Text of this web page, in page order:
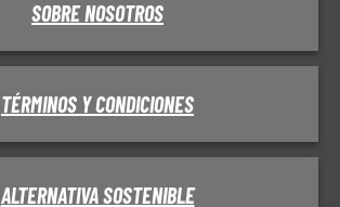
SOBRE NOSOTROS
TÉRMINOS Y CONDICIONES
ALTERNATIVA SOSTENIBLE